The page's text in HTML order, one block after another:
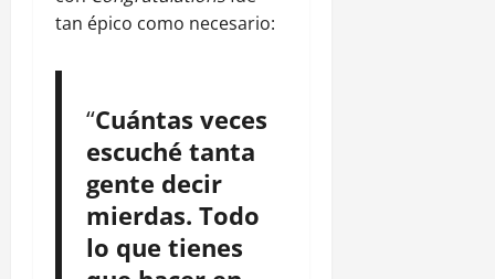
tan épico como necesario:
“Cuántas veces
escuché tanta
gente decir
mierdas. Todo
lo que tienes